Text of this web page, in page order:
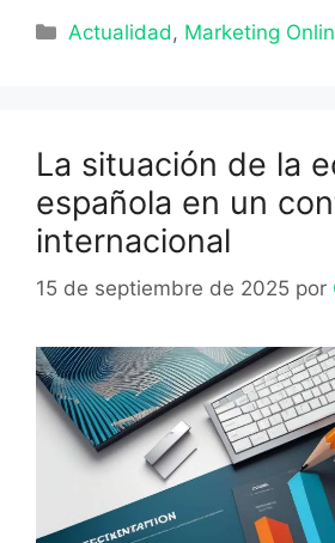
Categorías
Actualidad , Marketing
La situación de la
española en un
internacional
15 de septiembre de 2025 por